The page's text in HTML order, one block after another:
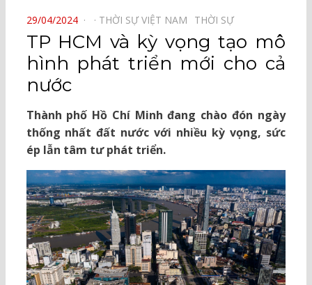
POSTED
ON
29/04/2024 THỜI SỰ VIỆT NAM⠀ THỜI SỰ⠀
TP HCM và kỳ vọng tạo mô
hình phát triển mới cho cả
nước
Thành phố Hồ Chí Minh đang chào đón ngày
thống nhất đất nước với nhiều kỳ vọng, sức
ép lẫn tâm tư phát triển.